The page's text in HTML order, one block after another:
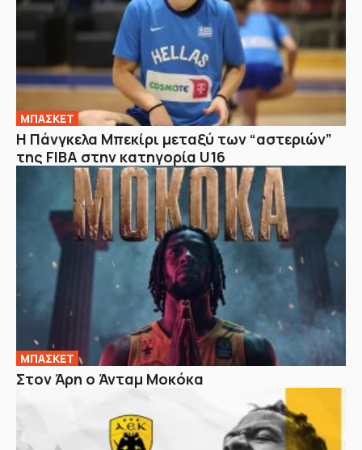
ΜΠΑΣΚΕΤ
H Πάνγκελα Μπεκίρι μεταξύ των “αστεριών”
της FIBA στην κατηγορία U16
ΜΠΑΣΚΕΤ
Στον Άρη ο Άνταμ Μοκόκα